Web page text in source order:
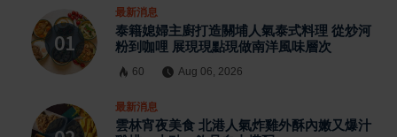
最新消息
泰籍媳婦主廚打造關埔人氣泰式料理 從炒河
粉到咖哩 展現現點現做南洋風味層次
60 Aug 06, 2026
最新消息
雲林宵夜美食 北港人氣炸雞外酥內嫩又爆汁